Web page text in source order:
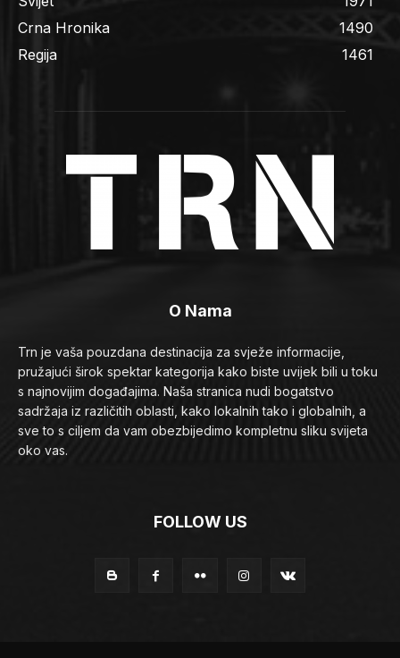
Crna Hronika
1490
Regija
1461
O Nama
Trn je vaša pouzdana destinacija za svježe informacije,
pružajući širok spektar kategorija kako biste uvijek bili u toku
s najnovijim događajima. Naša stranica nudi bogatstvo
sadržaja iz različitih oblasti, kako lokalnih tako i globalnih, a
sve to s ciljem da vam obezbijedimo kompletnu sliku svijeta
oko vas.
FOLLOW US